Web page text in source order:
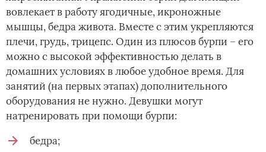
вовлекает в работу ягодичные, икроножные
мышцы, бедра живота. Вместе с этим укрепляются
плечи, грудь, трицепс. Один из плюсов бурпи – его
можно с высокой эффективностью делать в
домашних условиях в любое удобное время. Для
занятий (на первых этапах) дополнительного
оборудования не нужно. Девушки могут
натренировать при помощи бурпи:
бедра;